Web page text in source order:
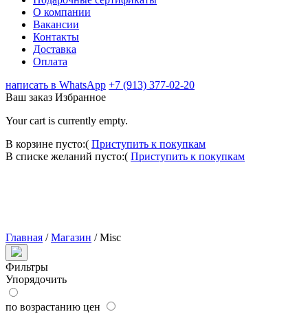
О компании
Вакансии
Контакты
Доставка
Оплата
написать в WhatsApp +7 (913) 377-02-20
Ваш заказ Избранное
Your cart is currently empty.
В корзине пусто:( Приступить к покупкам
В списке желаний пусто:( Приступить к покупкам
Главная /Магазин /Misc
Фильтры
Упорядочить
по возрастанию цен